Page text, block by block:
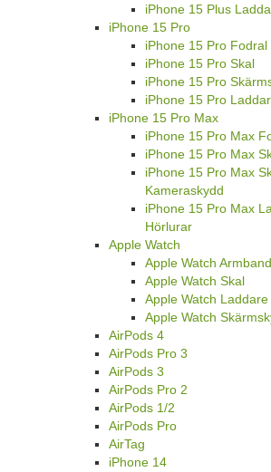
iPhone 15 Plus
iPhone 15 Pro
iPhone 15 Pro Fodral
iPhone 15 Pro Skal
iPhone 15 Pro
iPhone 15 Pro
iPhone 15 Pro Max
iPhone 15 Pro Max
iPhone 15 Pro Max
iPhone 15 Pro Max
Kameraskydd
iPhone 15 Pro Max
Hörlurar
Apple Watch
Apple Watch Armband
Apple Watch Skal
Apple Watch Laddare
Apple Watch
AirPods 4
AirPods Pro 3
AirPods 3
AirPods Pro 2
AirPods 1/2
AirPods Pro
AirTag
iPhone 14